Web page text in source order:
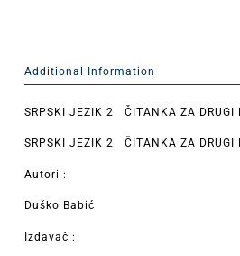
Additional Information
SRPSKI JEZIK 2 ČITANKA ZA DRUGI
SRPSKI JEZIK 2 ČITANKA ZA DRUGI
Autori :
Duško Babić
Izdavač :